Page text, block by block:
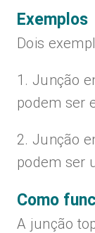
Exemplos
Dois
1. Junção
podem ser
2. Junção
podem ser
Como
A junção